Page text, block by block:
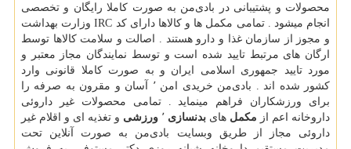
محصولات و پشتیبانی در بادی‌من به صورت کاملا رایگان و تخصصی
انجام میشود . تمامی مکمل ها و کالاها دارای کد IRC وزارت بهداشت
و مجوز از سازمان غذا و دارو هستند . اصالت و سلامت کالاها توسط
ارگان های مرتبط تایید شده است و توسط نمایندگان مجاز معتبر و
مورد تایید جمهوری اسلامی ایران و به صورت کاملا قانونی وارد
کشور شده اند . بادی‌من خریدی امن ٬ آسان و مقرون به صرفه را
برای ورزشکاران فراهم مینماید . تمامی محصولات غیر داروئی
داروخانه اعم از مکمل های بدنسازی ورزشی و تغذیه ای و اقلام غیر
داروئی مجاز از طریق وبسایت بادی‌من به صورت آنلاین تحت